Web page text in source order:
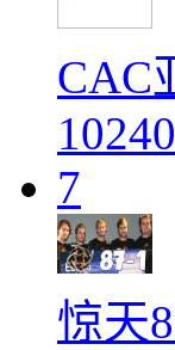
CAC
10240
7
惊天